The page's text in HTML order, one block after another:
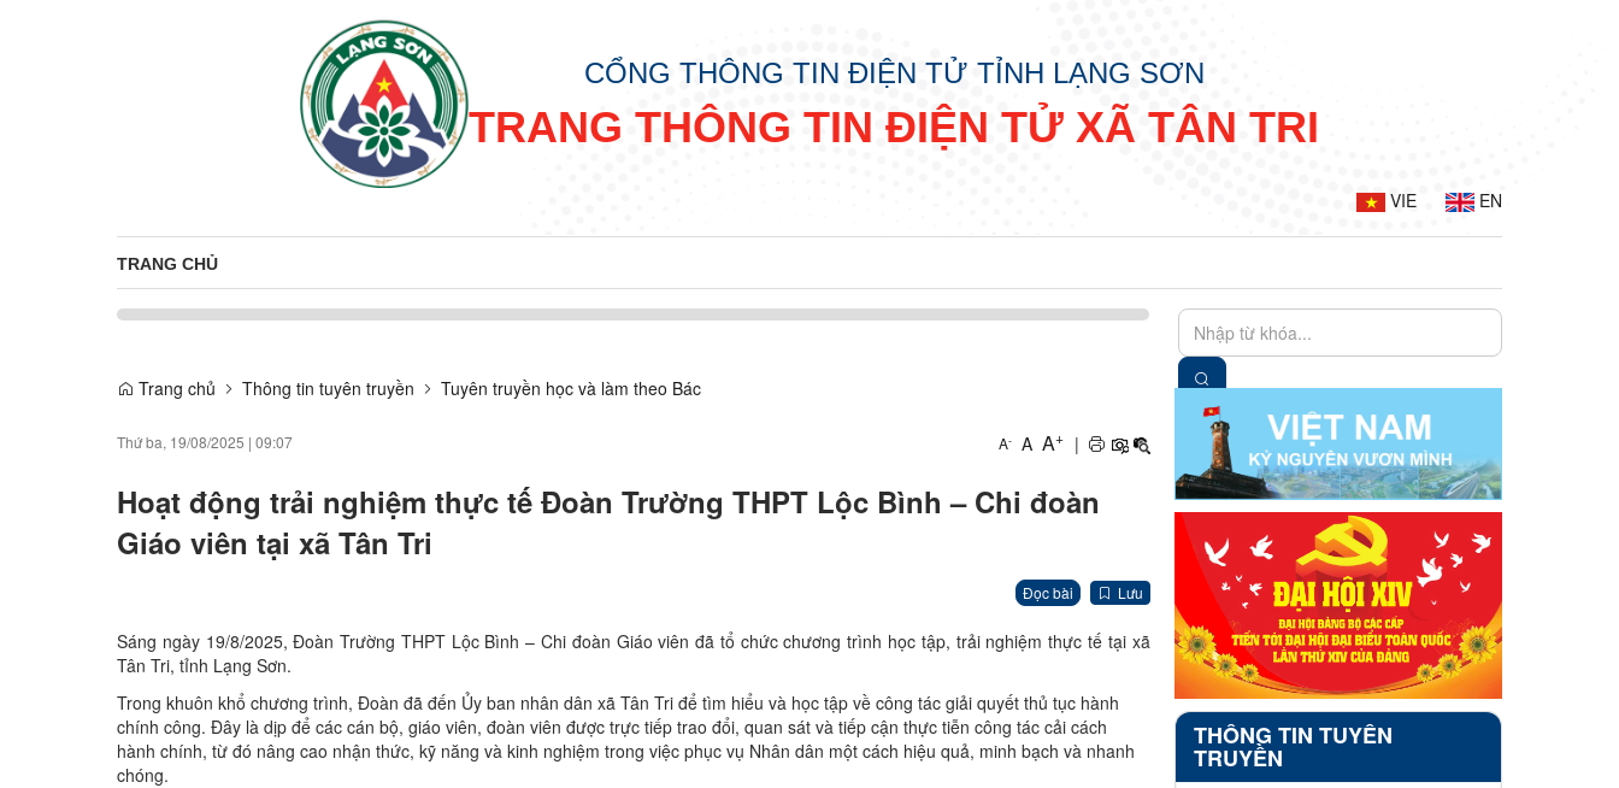
CỔNG THÔNG TIN ĐIỆN TỬ TỈNH LẠNG SƠN
TRANG THÔNG TIN ĐIỆN TỬ XÃ TÂN TRI
VIE EN
TRANG CHỦ
Trang chủ Thông tin tuyên truyền Tuyên truyền học và làm theo Bác
Thứ ba, 19/08/2025 | 09:07 A- A A+ |
Hoạt động trải nghiệm thực tế Đoàn Trường THPT Lộc Bình – Chi đoàn
Giáo viên tại xã Tân Tri
Đọc bài Lưu
Sáng ngày 19/8/2025, Đoàn Trường THPT Lộc Bình – Chi đoàn Giáo viên đã tổ chức chương trình học tập, trải nghiệm thực tế tại xã
Tân Tri, tỉnh Lạng Sơn.
Trong khuôn khổ chương trình, Đoàn đã đến Ủy ban nhân dân xã Tân Tri để tìm hiểu và học tập về công tác giải quyết thủ tục hành
chính công. Đây là dịp để các cán bộ, giáo viên, đoàn viên được trực tiếp trao đổi, quan sát và tiếp cận thực tiễn công tác cải cách
hành chính, từ đó nâng cao nhận thức, kỹ năng và kinh nghiệm trong việc phục vụ Nhân dân một cách hiệu quả, minh bạch và nhanh
chóng.
THÔNG TIN TUYÊN
TRUYỀN